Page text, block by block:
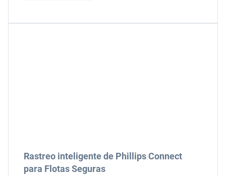
Rastreo inteligente de Phillips Connect
para Flotas Seguras